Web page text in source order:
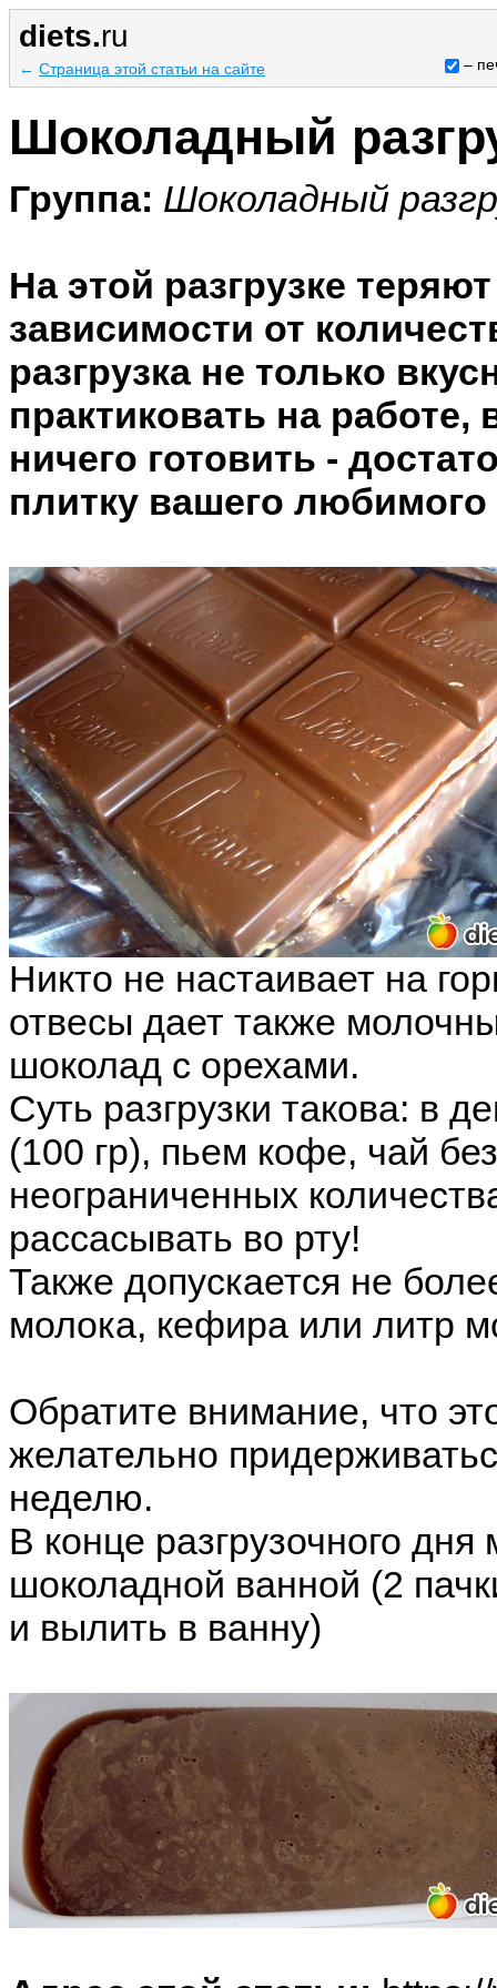
diets.ru
← Страница этой статьи на сайте –
Шоколадный
Группа: Шоколадный
На этой разгрузке
зависимости от
разгрузка не только
практиковать на
ничего готовить -
плитку вашего
Никто не настаивает на
отвесы дает также
шоколад с орехами.
Суть разгрузки такова: в
(100 гр), пьем кофе, чай
неограниченных
рассасывать во рту!
Также допускается не
молока, кефира или литр
Обратите внимание, что
желательно
неделю.
В конце разгрузочного
шоколадной ванной (2
и вылить в ванну)